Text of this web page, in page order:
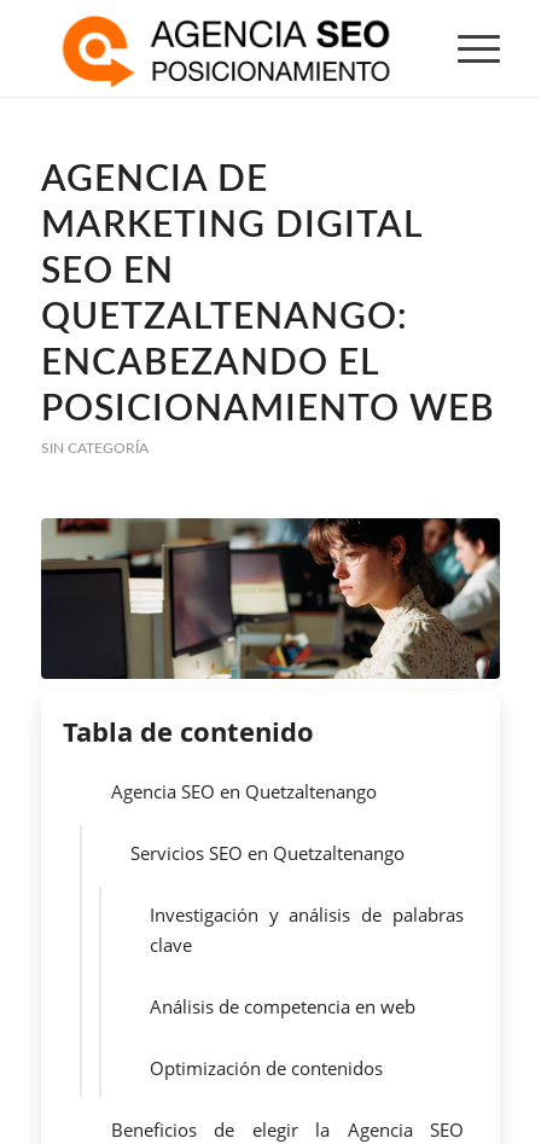
AGENCIA DE
MARKETING DIGITAL
SEO EN
QUETZALTENANGO:
ENCABEZANDO EL
POSICIONAMIENTO WEB
SIN CATEGORÍA
Tabla de contenido
Agencia SEO en Quetzaltenango
Servicios SEO en Quetzaltenango
Investigación y análisis de palabras
clave
Análisis de competencia en web
Optimización de contenidos
Beneficios de elegir la Agencia SEO